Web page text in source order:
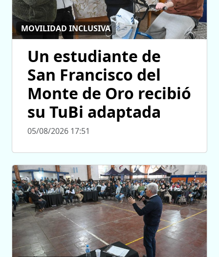
MOVILIDAD INCLUSIVA
Un estudiante de
San Francisco del
Monte de Oro recibió
su TuBi adaptada
05/08/2026 17:51